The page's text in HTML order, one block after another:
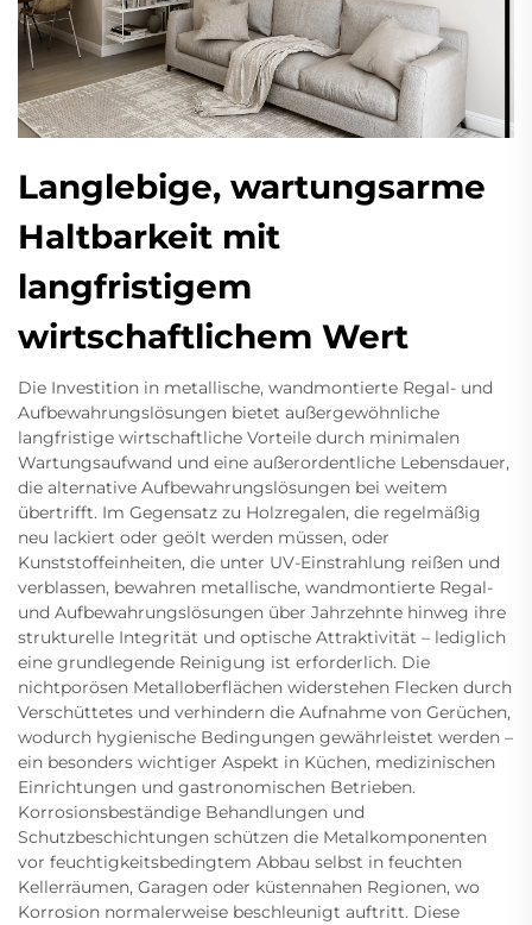
Langlebige, wartungsarme
Haltbarkeit mit
langfristigem
wirtschaftlichem Wert
Die Investition in metallische, wandmontierte Regal- und
Aufbewahrungslösungen bietet außergewöhnliche
langfristige wirtschaftliche Vorteile durch minimalen
Wartungsaufwand und eine außerordentliche Lebensdauer,
die alternative Aufbewahrungslösungen bei weitem
übertrifft. Im Gegensatz zu Holzregalen, die regelmäßig
neu lackiert oder geölt werden müssen, oder
Kunststoffeinheiten, die unter UV-Einstrahlung reißen und
verblassen, bewahren metallische, wandmontierte Regal-
und Aufbewahrungslösungen über Jahrzehnte hinweg ihre
strukturelle Integrität und optische Attraktivität – lediglich
eine grundlegende Reinigung ist erforderlich. Die
nichtporösen Metalloberflächen widerstehen Flecken durch
Verschüttetes und verhindern die Aufnahme von Gerüchen,
wodurch hygienische Bedingungen gewährleistet werden –
ein besonders wichtiger Aspekt in Küchen, medizinischen
Einrichtungen und gastronomischen Betrieben.
Korrosionsbeständige Behandlungen und
Schutzbeschichtungen schützen die Metalkomponenten
vor feuchtigkeitsbedingtem Abbau selbst in feuchten
Kellerräumen, Garagen oder küstennahen Regionen, wo
Korrosion normalerweise beschleunigt auftritt. Diese